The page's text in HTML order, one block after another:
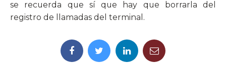
se recuerda que sí que hay que borrarla del
registro de llamadas del terminal.